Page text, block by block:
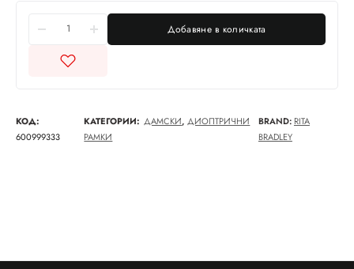
Добавяне в количката
КОД:
600999333
КАТЕГОРИИ: ДАМСКИ,ДИОПТРИЧНИ
РАМКИ
BRAND: RITA
BRADLEY